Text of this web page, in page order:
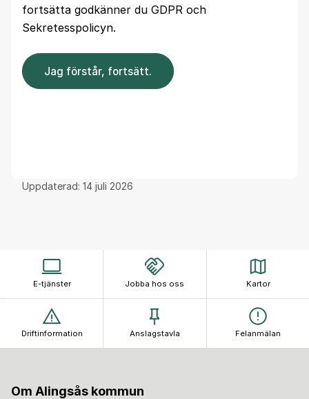
fortsätta godkänner du GDPR och
Sekretesspolicyn.
Jag förstår, fortsätt.
Uppdaterad: 14 juli 2026
E-tjänster Jobba hos oss Kartor
Driftinformation Anslagstavla Felanmälan
Om Alingsås kommun